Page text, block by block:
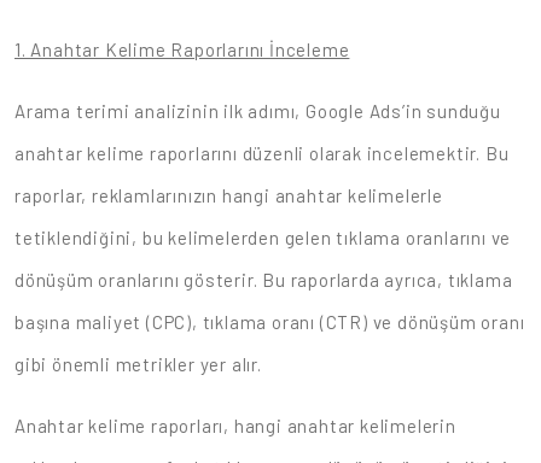
1. Anahtar Kelime Raporlarını İnceleme
Arama terimi analizinin ilk adımı, Google Ads’in sunduğu
anahtar kelime raporlarını düzenli olarak incelemektir. Bu
raporlar, reklamlarınızın hangi anahtar kelimelerle
tetiklendiğini, bu kelimelerden gelen tıklama oranlarını ve
dönüşüm oranlarını gösterir. Bu raporlarda ayrıca, tıklama
başına maliyet (CPC), tıklama oranı (CTR) ve dönüşüm oranı
gibi önemli metrikler yer alır.
Anahtar kelime raporları, hangi anahtar kelimelerin